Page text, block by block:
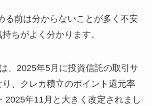
る前は分からないことが多く不安
ちがよく分かります。
、2025年5月に投資信託の取引サ
り、クレカ積立のポイント還元率
2025年11月と大きく改定されまし